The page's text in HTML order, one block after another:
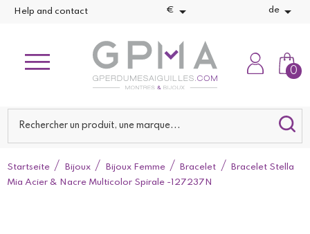
Help and contact €  de 
0
Startseite Bijoux Bijoux Femme Bracelet
Bracelet Stella
Mia Acier & Nacre Multicolor Spirale -127237N